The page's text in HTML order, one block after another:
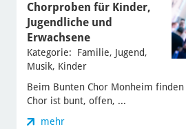
Chorproben für Kinder,
Jugendliche und
Erwachsene
Kategorie: Familie, Jugend,
Musik, Kinder
Beim Bunten Chor Monheim
Chor ist bunt, offen, ...
mehr